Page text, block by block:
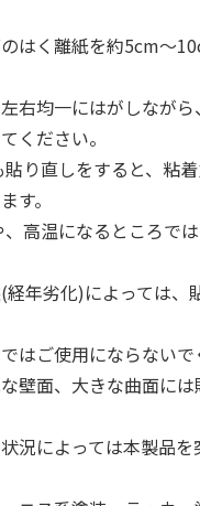
獣医師開発 ニオイ
をとる砂専用 猫ト
イレ ナチュラルグ
レー
無添
…
はく離紙を約5cm～
右均一にはがしなが
ください。
貼り直しをすると、粘
す。
、高温になるところで
経年劣化)によっては、
はご使用にならないで
壁面、大きな曲面に
況によっては本製品